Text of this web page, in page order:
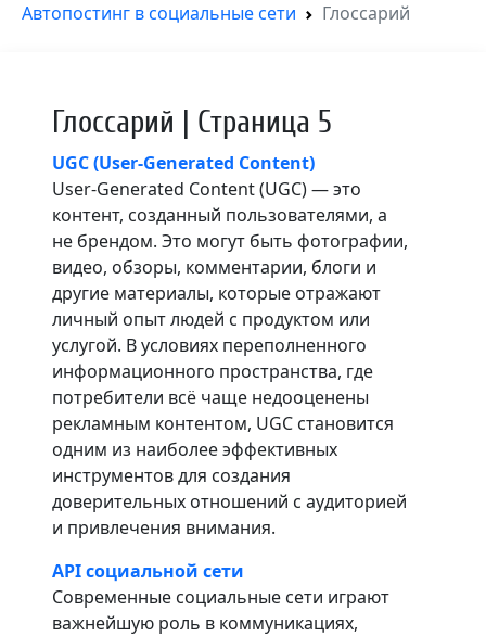
Автопостинг в социальные сети Глоссарий
Глоссарий | Страница 5
UGC (User-Generated Content)
User-Generated Content (UGC) — это
контент, созданный пользователями, а
не брендом. Это могут быть фотографии,
видео, обзоры, комментарии, блоги и
другие материалы, которые отражают
личный опыт людей с продуктом или
услугой. В условиях переполненного
информационного пространства, где
потребители всё чаще недооценены
рекламным контентом, UGC становится
одним из наиболее эффективных
инструментов для создания
доверительных отношений с аудиторией
и привлечения внимания.
API социальной сети
Современные социальные сети играют
важнейшую роль в коммуникациях,